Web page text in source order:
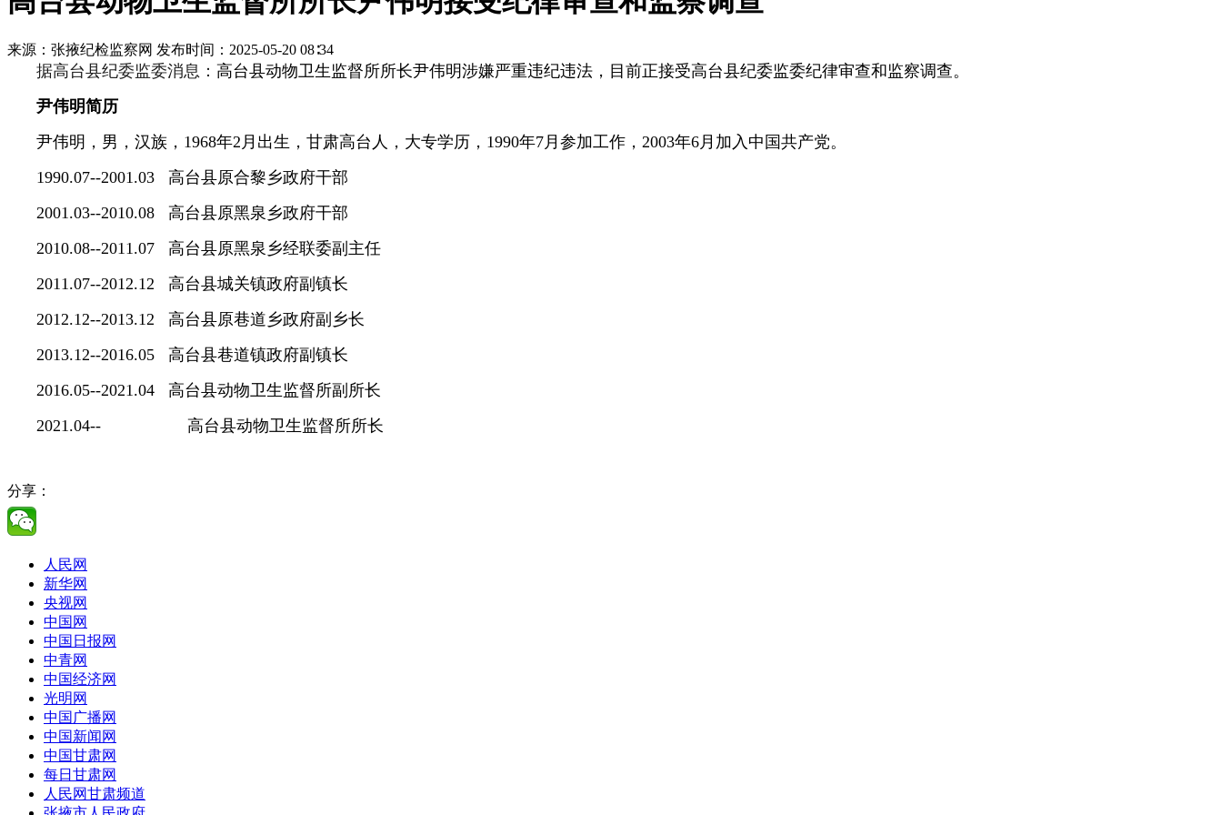
来源：张掖纪检监察网 发布时间：2025-05-20 08∶34
据高台县纪委监委消息： 高台县动物卫生监督所所长尹伟明涉嫌严重违纪违法，目前正接受高台县纪委监委纪律审查和监察调查。
尹伟明简历
尹伟明，男，汉族，1968年2月出生，甘肃高台人，大专学历，1990年7月参加工作，2003年6月加入中国共产党。
1990.07--2001.03 高台县原合黎乡政府干部
2001.03--2010.08 高台县原黑泉乡政府干部
2010.08--2011.07 高台县原黑泉乡经联委副主任
2011.07--2012.12 高台县城关镇政府副镇长
2012.12--2013.12 高台县原巷道乡政府副乡长
2013.12--2016.05 高台县巷道镇政府副镇长
2016.05--2021.04 高台县动物卫生监督所副所长
2021.04-- 高台县动物卫生监督所所长
分享：
人民网
新华网
央视网
中国网
中国日报网
中青网
中国经济网
光明网
中国广播网
中国新闻网
中国甘肃网
每日甘肃网
人民网甘肃频道